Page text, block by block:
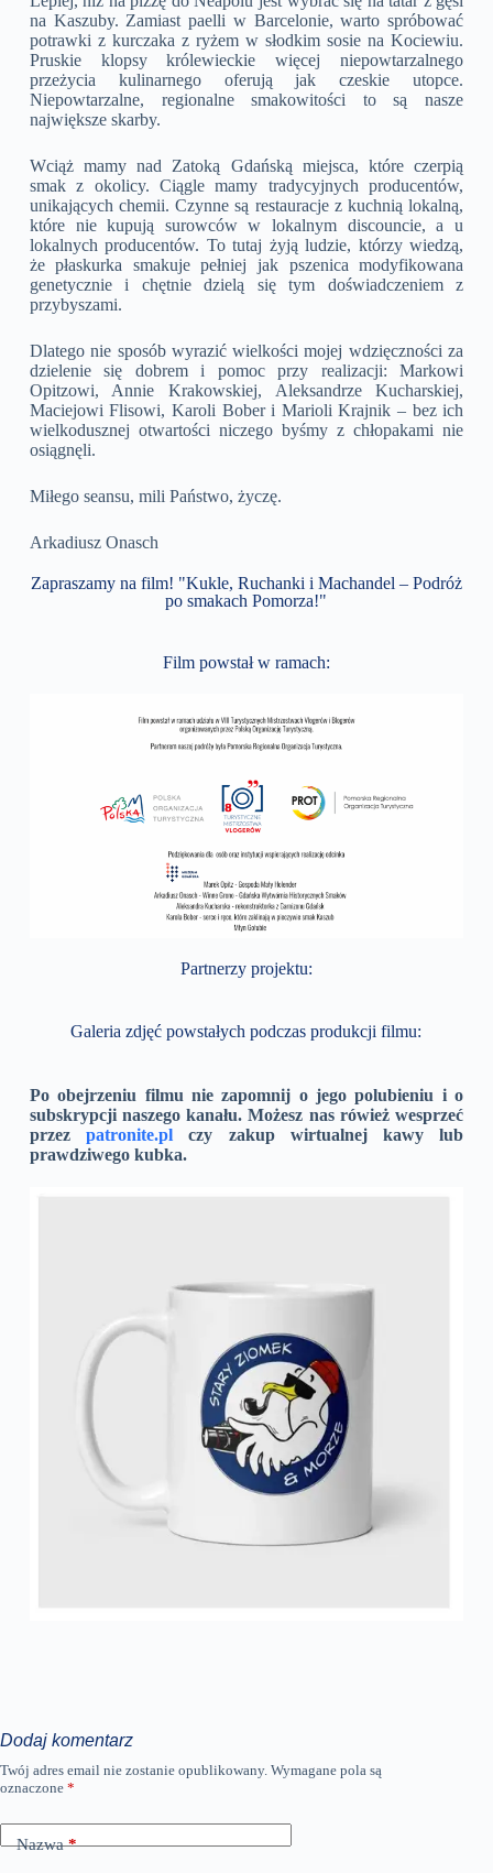
na Kaszuby. Zamiast paelli w Barcelonie, warto spróbować
potrawki z kurczaka z ryżem w słodkim sosie na Kociewiu.
Pruskie klopsy królewieckie więcej niepowtarzalnego
przeżycia kulinarnego oferują jak czeskie utopce.
Niepowtarzalne, regionalne smakowitości to są nasze
największe skarby.
Wciąż mamy nad Zatoką Gdańską miejsca, które czerpią
smak z okolicy. Ciągle mamy tradycyjnych producentów,
unikających chemii. Czynne są restauracje z kuchnią lokalną,
które nie kupują surowców w lokalnym discouncie, a u
lokalnych producentów. To tutaj żyją ludzie, którzy wiedzą,
że płaskurka smakuje pełniej jak pszenica modyfikowana
genetycznie i chętnie dzielą się tym doświadczeniem z
przybyszami.
Dlatego nie sposób wyrazić wielkości mojej wdzięczności za
dzielenie się dobrem i pomoc przy realizacji: Markowi
Opitzowi, Annie Krakowskiej, Aleksandrze Kucharskiej,
Maciejowi Flisowi, Karoli Bober i Marioli Krajnik – bez ich
wielkodusznej otwartości niczego byśmy z chłopakami nie
osiągnęli.
Miłego seansu, mili Państwo, życzę.
Arkadiusz Onasch
Zapraszamy na film! "Kukle, Ruchanki i Machandel – Podróż
po smakach Pomorza!"
Film powstał w ramach:
Partnerzy projektu:
Galeria zdjęć powstałych podczas produkcji filmu:
Po obejrzeniu filmu nie zapomnij o jego polubieniu i o
subskrypcji naszego kanału. Możesz nas rówież wesprzeć
przezpatronite.pl czy zakup wirtualnej kawy lub
prawdziwego kubka.
Dodaj komentarz
Twój adres email nie zostanie opublikowany. Wymagane pola są
oznaczone *
Nazwa*